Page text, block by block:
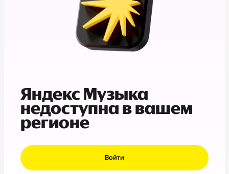
Яндекс Музыка
недоступна в вашем
регионе
Войти